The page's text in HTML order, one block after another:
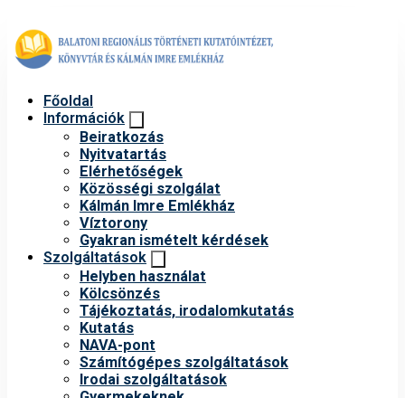
Főoldal
Információk
Beiratkozás
Nyitvatartás
Elérhetőségek
Közösségi szolgálat
Kálmán Imre Emlékház
Víztorony
Gyakran ismételt kérdések
Szolgáltatások
Helyben használat
Kölcsönzés
Tájékoztatás, irodalomkutatás
Kutatás
NAVA-pont
Számítógépes szolgáltatások
Irodai szolgáltatások